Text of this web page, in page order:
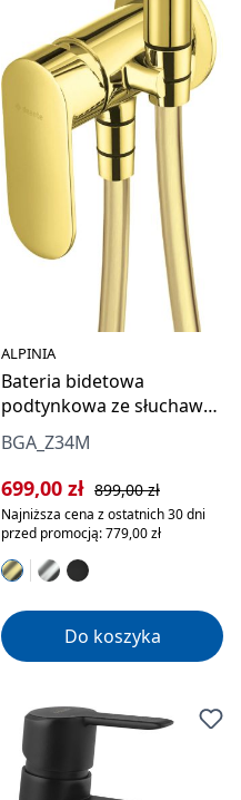
ALPINIA
Bateria bidetowa
podtynkowa ze słuchawką
typu bidetta
BGA_Z34M
Cena sprzedaży:
699,00 zł Cena regularna:
899,00 zł
Najniższa cena z ostatnich 30 dni
przed promocją: 779,00 zł
Do koszyka